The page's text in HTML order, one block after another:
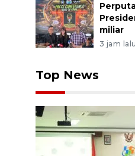
miliar
3 jam lalu
Top News